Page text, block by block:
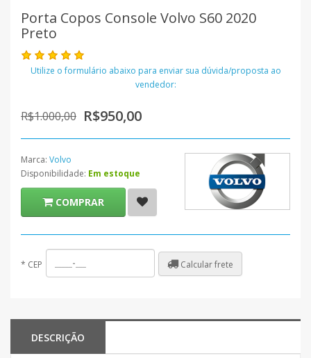
Porta Copos Console Volvo S60 2020
Preto
Utilize o formulário abaixo para enviar sua dúvida/proposta ao
vendedor:
R$1.000,00 R$950,00
Marca: Volvo
Disponibilidade: Em estoque
COMPRAR
* CEP Calcular frete
DESCRIÇÃO